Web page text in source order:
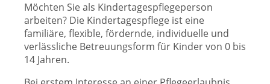
Möchten Sie als Kindertagespflegeperson
arbeiten? Die Kindertagespflege ist eine
familiäre, flexible, fördernde, individuelle und
verlässliche Betreuungsform für Kinder von 0 bis
14 Jahren.